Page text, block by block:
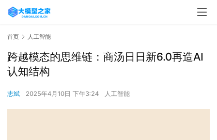
首页 人工智能
跨越模态的思维链：商汤日日新6.0再造AI
认知结构
志斌 2025年4月10日 下午3:24 人工智能